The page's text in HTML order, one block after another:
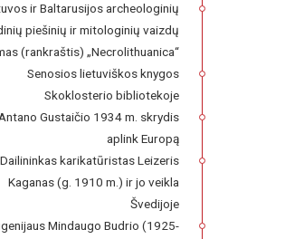
ir Baltarusijos archeologinių
piešinių ir mitologinių vaizdų
(rankraštis) „Necrolithuanica“
Senosios lietuviškos knygos
Skoklosterio bibliotekoje
Gustaičio 1934 m. skrydis
aplink Europą
Dailininkas karikatūristas Leizeris
Kaganas (g. 1910 m.) ir jo veikla
Švedijoje
Mindaugo Budrio (1925-